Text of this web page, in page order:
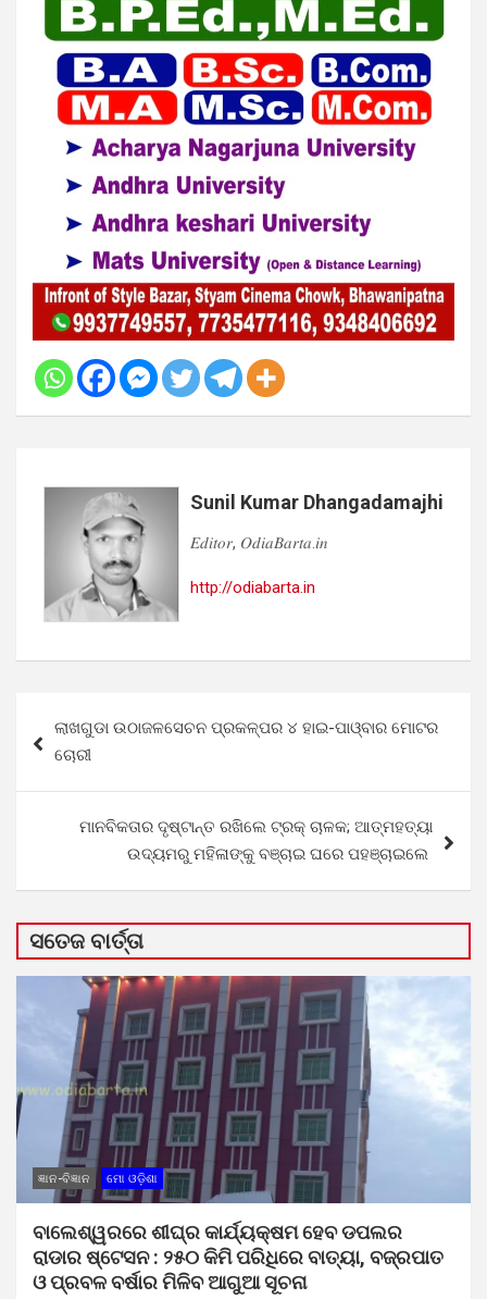
Sunil Kumar Dhangadamajhi
𝐸𝑑𝑖𝑡𝑜𝑟, 𝑂𝑑𝑖𝑎𝐵𝑎𝑟𝑡𝑎.𝑖𝑛
http://odiabarta.in
navigation
ଲାଖଗୁଡା ଉଠାଜଳସେଚନ ପ୍ରକଳ୍ପର ୪ ହାଇ-ପାଓ୍ବାର ମୋଟର
ଚୋରୀ
ମାନବିକତାର ଦୃଷ୍ଟାନ୍ତ ରଖିଲେ ଟ୍ରକ୍ ଚାଳକ; ଆତ୍ମହତ୍ୟା
ଉଦ୍ୟମରୁ ମହିଳାଙ୍କୁ ବଞ୍ଚାଇ ଘରେ ପହଞ୍ଚାଇଲେ
ସତେଜ ବାର୍ତ୍ତା
ଜ୍ଞାନ-ବିଜ୍ଞାନ ମୋ ଓଡ଼ିଶା
ବାଲେଶ୍ୱରରେ ଶୀଘ୍ର କାର୍ଯ୍ୟକ୍ଷମ ହେବ ଡପଲର
ରାଡାର ଷ୍ଟେସନ : ୨୫୦ କିମି ପରିଧିରେ ବାତ୍ୟା, ବଜ୍ରପାତ
ଓ ପ୍ରବଳ ବର୍ଷାର ମିଳିବ ଆଗୁଆ ସୂଚନା